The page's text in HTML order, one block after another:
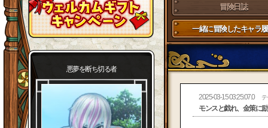
悪夢を断ち切る者
冒険日誌
一緒に冒険したキャラ
2025-03-15 03:25:07.0 テ
モンスと戯れ、金策に